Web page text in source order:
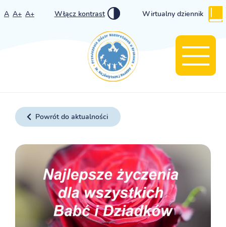
A A+ A+ Włącz kontrast Wirtualny dziennik
Powrót do aktualności